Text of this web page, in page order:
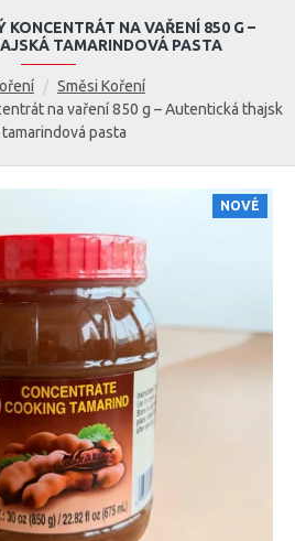
Směsi Koření
na vaření 850 g – Autentická thajsk
tamarindová pasta
KONCENTRÁT NA VAŘENÍ 850 G –
TAMARINDOVÁ PASTA
NOVÉ